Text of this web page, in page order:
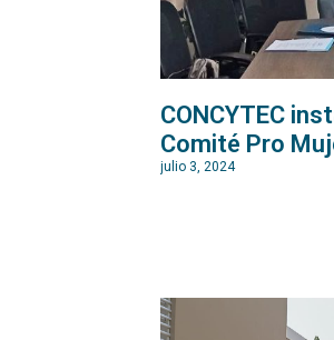
CONCYTEC
Comité Pro
julio 3, 2024